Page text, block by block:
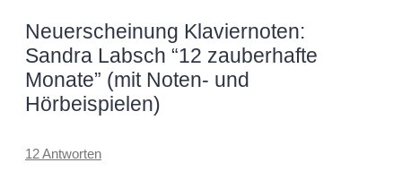
Neuerscheinung Klaviernoten:
Sandra Labsch “12 zauberhafte
Monate” (mit Noten- und
Hörbeispielen)
12 Antworten